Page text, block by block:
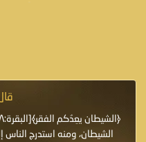
الشيطان، ومنه استدرج الناس